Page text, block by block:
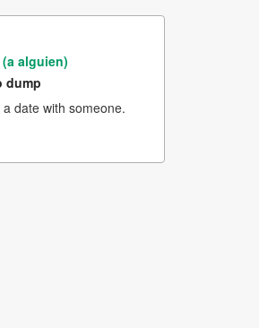
alguien)
dump
date with someone.